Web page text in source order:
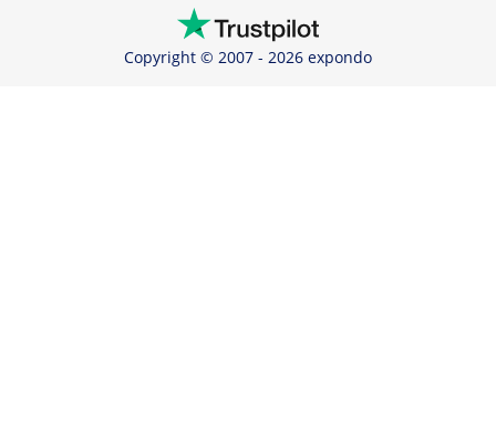
Copyright © 2007 - 2026 expondo